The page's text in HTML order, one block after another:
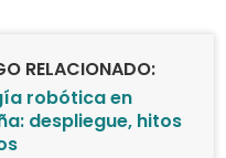
RELACIONADO:
robótica en
despliegue, hitos